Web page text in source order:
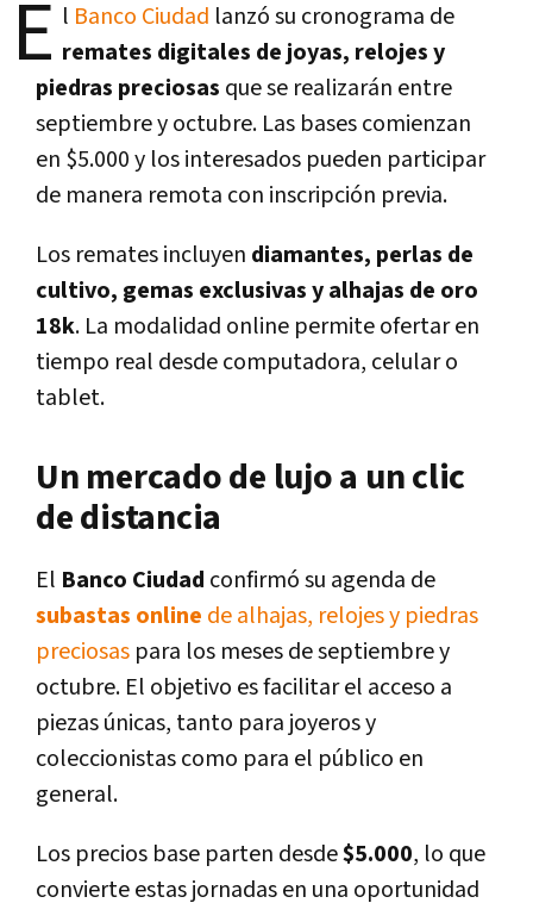
E l Banco Ciudad lanzó su cronograma de
remates digitales de joyas, relojes y
piedras preciosas que se realizarán entre
septiembre y octubre. Las bases comienzan
en $5.000 y los interesados pueden participar
de manera remota con inscripción previa.
Los remates incluyen diamantes, perlas de
cultivo, gemas exclusivas y alhajas de oro
18k. La modalidad online permite ofertar en
tiempo real desde computadora, celular o
tablet.
Un mercado de lujo a un clic
de distancia
El Banco Ciudad confirmó su agenda de
subastas online de alhajas, relojes y piedras
preciosas para los meses de septiembre y
octubre. El objetivo es facilitar el acceso a
piezas únicas, tanto para joyeros y
coleccionistas como para el público en
general.
Los precios base parten desde$5.000, lo que
convierte estas jornadas en una oportunidad